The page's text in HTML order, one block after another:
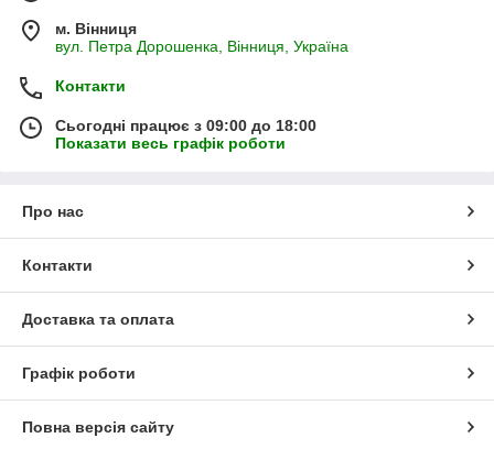
м. Вінниця
вул. Петра Дорошенка, Вінниця, Україна
Контакти
Сьогодні працює з 09:00 до 18:00
Показати весь графік роботи
Про нас
Контакти
Доставка та оплата
Графік роботи
Повна версія сайту